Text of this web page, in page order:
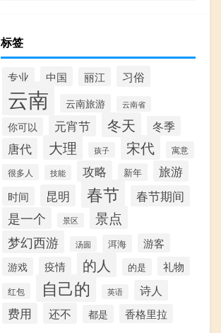
标签
专业 中国 丽江 习俗
云南 云南旅游 云南省
你可以 元宵节 冬天 冬季
唐代 大理 孩子 宋代 寓意
很多人 技能 攻略 新年 旅游
时间 昆明 春节 春节期间
是一个 景区 景点
梦幻西游 汤圆 洱海 游客
游戏 疫情 的人 的是 礼物
红包 自己的 英语 诗人
费用 还不 都是 香格里拉